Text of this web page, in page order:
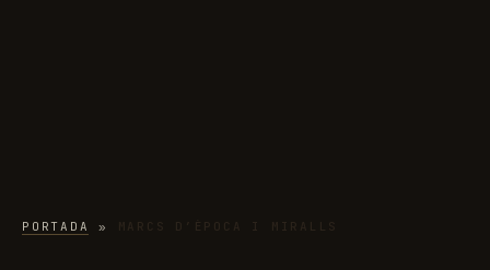
PORTADA » MARCS D’ÈPOCA I MIRALLS